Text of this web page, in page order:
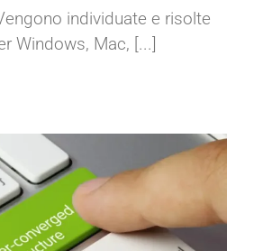
individuate e risolte
Windows, Mac, [...]